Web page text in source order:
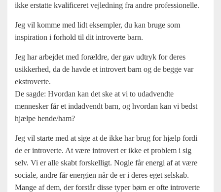
ikke erstatte kvalificeret vejledning fra andre professionelle.
Jeg vil komme med lidt eksempler, du kan bruge som
inspiration i forhold til dit introverte barn.
Jeg har arbejdet med forældre, der gav udtryk for deres
usikkerhed, da de havde et introvert barn og de begge var
ekstroverte.
De sagde: Hvordan kan det ske at vi to udadvendte
mennesker får et indadvendt barn, og hvordan kan vi bedst
hjælpe hende/ham?
Jeg vil starte med at sige at de ikke har brug for hjælp fordi
de er introverte. At være introvert er ikke et problem i sig
selv. Vi er alle skabt forskelligt. Nogle får energi af at være
sociale, andre får energien når de er i deres eget selskab.
Mange af dem, der forstår disse typer børn er ofte introverte